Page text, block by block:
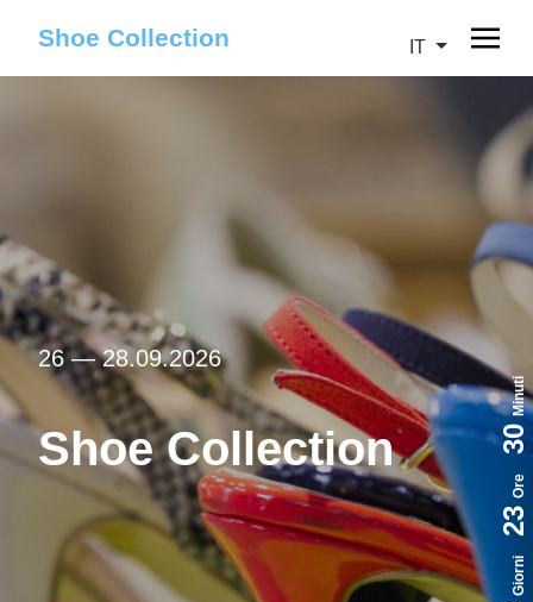
Shoe Collection IT
26 — 28.09.2026
Shoe Collection
Giorni
23
Ore
30
Minuti